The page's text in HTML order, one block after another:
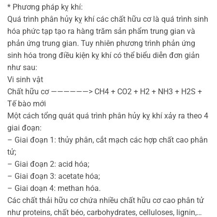
* Phương pháp kỵ khí:
Quá trình phân hủy kỵ khí các chất hữu cơ là quá trình sinh
hóa phức tạp tạo ra hàng trăm sản phẩm trung gian và
phản ứng trung gian. Tuy nhiên phương trình phản ứng
sinh hóa trong điều kiện kỵ khí có thể biểu diễn đơn giản
như sau:
Vi sinh vật
Chất hữu cơ ——————> CH4 + CO2 + H2 + NH3 + H2S +
Tế bào mới
Một cách tổng quát quá trình phân hủy kỵ khí xảy ra theo 4
giai đoạn:
– Giai đoạn 1: thủy phân, cắt mạch các hợp chất cao phân
tử;
– Giai đoạn 2: acid hóa;
– Giai đoạn 3: acetate hóa;
– Giai doạn 4: methan hóa.
Các chất thải hữu cơ chứa nhiều chất hữu cơ cao phân tử
như proteins, chất béo, carbohydrates, celluloses, lignin,…